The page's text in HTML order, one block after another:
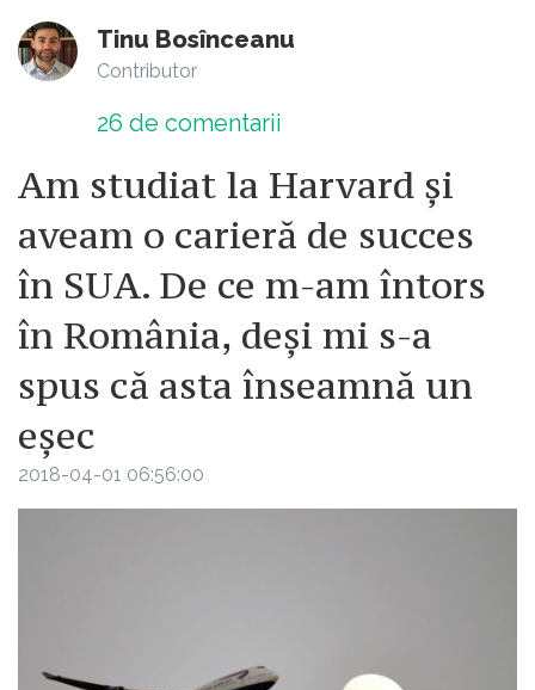
Tinu Bosînceanu
Contributor
26 de comentarii
Am studiat la Harvard și
aveam o carieră de succes
în SUA. De ce m-am întors
în România, deși mi s-a
spus că asta înseamnă un
eșec
2018-04-01 06:56:00